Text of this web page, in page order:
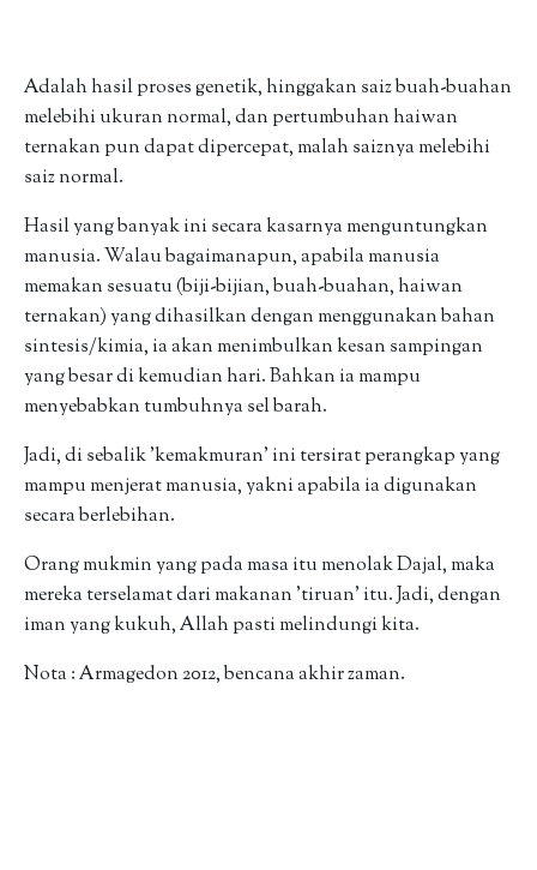
Adalah hasil proses genetik, hinggakan saiz buah-buahan
melebihi ukuran normal, dan pertumbuhan haiwan
ternakan pun dapat dipercepat, malah saiznya melebihi
saiz normal.
Hasil yang banyak ini secara kasarnya menguntungkan
manusia. Walau bagaimanapun, apabila manusia
memakan sesuatu (biji-bijian, buah-buahan, haiwan
ternakan) yang dihasilkan dengan menggunakan bahan
sintesis/kimia, ia akan menimbulkan kesan sampingan
yang besar di kemudian hari. Bahkan ia mampu
menyebabkan tumbuhnya sel barah.
Jadi, di sebalik 'kemakmuran' ini tersirat perangkap yang
mampu menjerat manusia, yakni apabila ia digunakan
secara berlebihan.
Orang mukmin yang pada masa itu menolak Dajal, maka
mereka terselamat dari makanan 'tiruan' itu. Jadi, dengan
iman yang kukuh, Allah pasti melindungi kita.
Nota : Armagedon 2012, bencana akhir zaman.